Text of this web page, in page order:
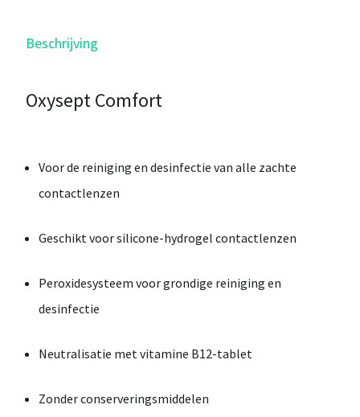
Beschrijving
Oxysept Comfort
Voorde reiniging en desinfectie van alle zachte
contactlenzen
Geschiktvoorsilicone-hydrogel contactlenzen
Peroxidesysteem voorgrondige reiniging en
desinfectie
Neutralisatie metvitamine B12-tablet
Zonderconserveringsmiddelen